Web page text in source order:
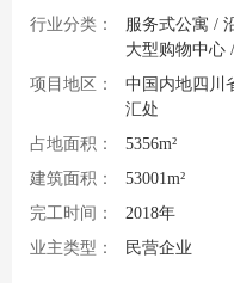
行业分类：
服务式公寓 /
大型购物中心
项目地区：
中国内地四川
汇处
占地面积：
5356m²
建筑面积：
53001m²
完工时间：
2018年
业主类型：
民营企业